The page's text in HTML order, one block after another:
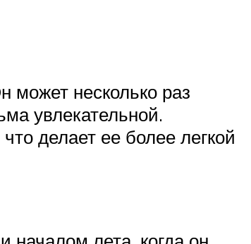
может несколько раз
увлекательной.
делает ее более легкой